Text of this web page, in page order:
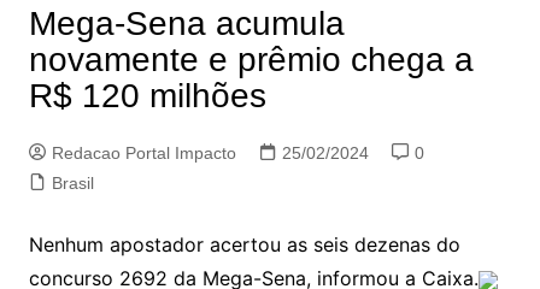
Mega-Sena acumula
novamente e prêmio chega a
R$ 120 milhões
Redacao Portal Impacto 25/02/2024
0
Brasil
Nenhum apostador acertou as seis dezenas do
concurso 2692 da Mega-Sena, informou a Caixa.